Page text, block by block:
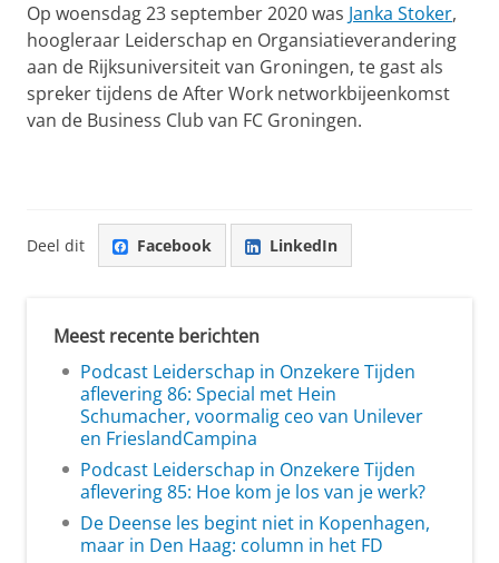
Op woensdag 23 september 2020 was Janka Stoker,
hoogleraar Leiderschap en Organsiatieverandering
aan de Rijksuniversiteit van Groningen, te gast als
spreker tijdens de After Work networkbijeenkomst
van de Business Club van FC Groningen.
Deel dit Facebook LinkedIn
Meest recente berichten
Podcast Leiderschap in Onzekere Tijden
aflevering 86: Special met Hein
Schumacher, voormalig ceo van Unilever
en FrieslandCampina
Podcast Leiderschap in Onzekere Tijden
aflevering 85: Hoe kom je los van je werk?
De Deense les begint niet in Kopenhagen,
maar in Den Haag: column in het FD